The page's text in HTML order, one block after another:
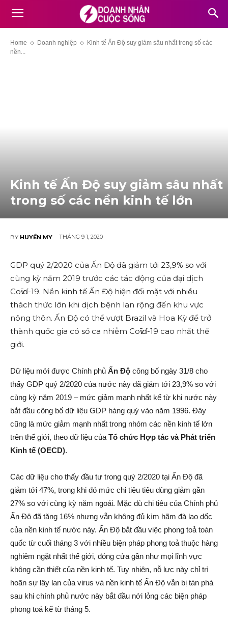
Home Doanh nghiệp
Kinh tế Ấn Độ suy giảm sâu nhất trong số các
nền...
Kinh tế Ấn Độ suy giảm sâu nhất
trong số các nền kinh tế lớn
BY HUYỀN MY THÁNG 9 1, 2020
GDP quý 2/2020 của Ấn Độ đã giảm tới 23,9% so với
cùng kỳ năm 2019 trước các tác động của đại dịc‌h
Coѵīɗ-19. Nền kinh tế Ấn Độ hiện đối mặt với nhiều
thách thức lớn khi dịc‌h bện‌h lan rộng đến khu vực
nông thôn. Ấn Độ có thể vượt Brazil và Hoa Kỳ để trở
thành quốc gia có số ca nhi‌ễm Coѵīɗ-19 cao nhất thế
giới.
Dữ liệu mới được Chính phủ Ấn Độ công bố ngày 31/8 cho
thấy GDP quý 2/2020 của nước này đã giảm tới 23,9% so với
cùng kỳ năm 2019 – mức giảm mạnh nhất kể từ khi nước này
bắt đầu công bố dữ liệu GDP hàng quý vào năm 1996. Đây
cũng là mức giảm mạnh nhất trong nhóm các nền kinh tế lớn
trên thế giới, theo dữ liệu của Tổ chức Hợp tác và Phát triển
Kinh tế (OECD).
Các dữ liệu cho thấy đầu tư trong quý 2/2020 tại Ấn Độ đã
giảm tới 47%, trong khi đó mức chi tiêu tiêu dùng giảm gần
27% so với cùng kỳ năm ngoái. Mặc dù chi tiêu của Chính phủ
Ấn Độ đã tăng 16% nhưng vẫn không đủ kìm hãm đà lao dốc
của nền kinh tế nước này. Ấn Độ bắt đầu việc phong toả toàn
quốc từ cuối tháng 3 với nhiều biện pháp phong toả thuộc hàng
nghiêm ngặt nhất thế giới, đóng cửa gần như mọi lĩnh vực
không cần thiết của nền kinh tế. Tuy nhiên, nỗ lực này chỉ trì
hoãn sự lây lan của vir‌us và nền kinh tế Ấn Độ vẫn bị tàn phá
sau khi chính phủ nước này bắt đầu nới lỏng các biện pháp
phong toả kể từ tháng 5.